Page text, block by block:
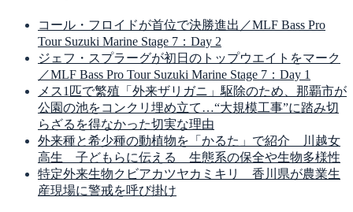
コール・フロイドが首位で決勝進出／MLF Bass Pro
Tour Suzuki Marine Stage 7：Day 2
ジェフ・スプラーグが初日のトップウエイトをマーク
／MLF Bass Pro Tour Suzuki Marine Stage 7：Day 1
メス1匹で繁殖「外来ザリガニ」駆除のため、那覇市が
公園の池をコンクリ埋め立て…“大規模工事”に踏み切
らざるを得なかった切実な理由
外来種と希少種の動植物を「かるた」で紹介 川越女
高生 子どもらに伝える 生態系の保全や生物多様性
特定外来生物クビアカツヤカミキリ 香川県が農業生
産現場に警戒を呼び掛け